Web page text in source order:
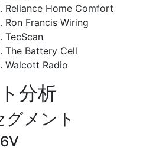
Reliance Home Comfort
Ron Francis Wiring
TecScan
The Battery Cell
Walcott Radio
分析
グメント